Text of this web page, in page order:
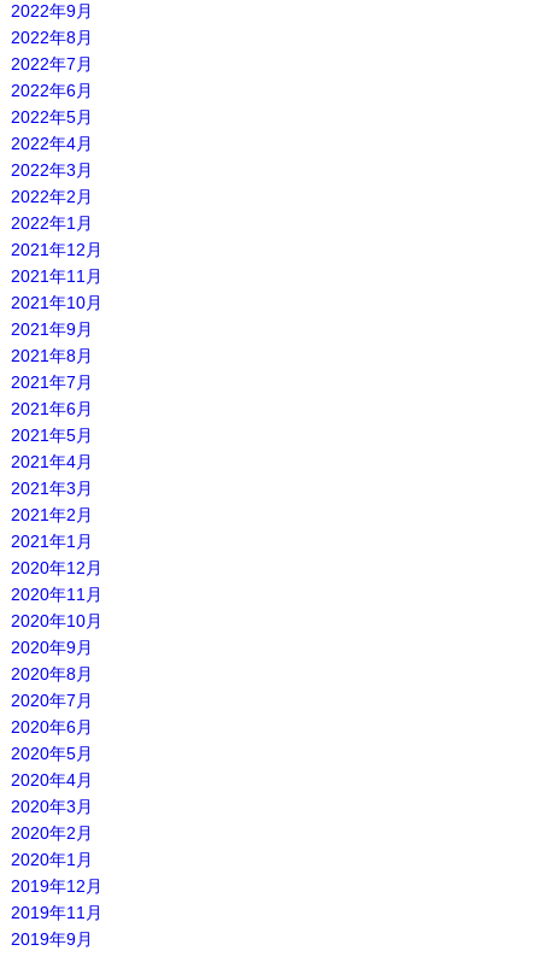
2022年9月
2022年8月
2022年7月
2022年6月
2022年5月
2022年4月
2022年3月
2022年2月
2022年1月
2021年12月
2021年11月
2021年10月
2021年9月
2021年8月
2021年7月
2021年6月
2021年5月
2021年4月
2021年3月
2021年2月
2021年1月
2020年12月
2020年11月
2020年10月
2020年9月
2020年8月
2020年7月
2020年6月
2020年5月
2020年4月
2020年3月
2020年2月
2020年1月
2019年12月
2019年11月
2019年9月